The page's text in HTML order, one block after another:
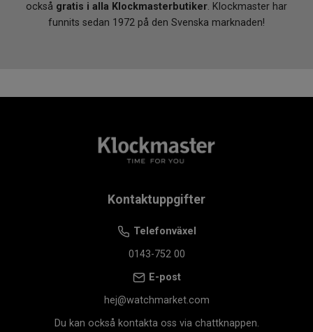
också gratis i alla Klockmasterbutiker. Klockmaster har
funnits sedan 1972 på den Svenska marknaden!
Kontaktuppgifter
Telefonväxel
0143-752 00
E-post
hej@watchmarket.com
Du kan också kontakta oss via chattknappen.